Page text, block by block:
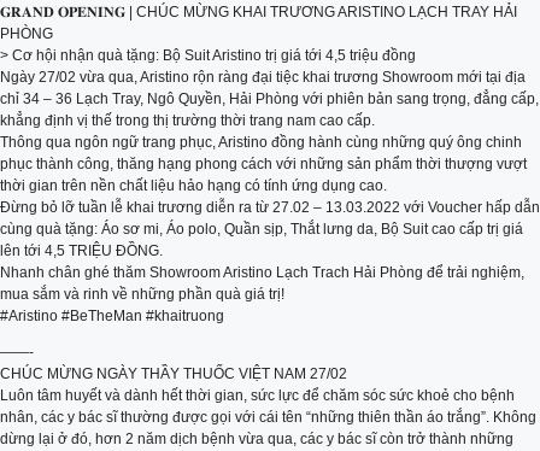
𝐆𝐑𝐀𝐍𝐃 𝐎𝐏𝐄𝐍𝐈𝐍𝐆 | CHÚC MỪNG KHAI TRƯƠNG ARISTINO LẠCH TRAY HẢI
PHÒNG
> Cơ hội nhận quà tặng: Bộ Suit Aristino trị giá tới 4,5 triệu đồng
Ngày 27/02 vừa qua, Aristino rộn ràng đại tiệc khai trương Showroom mới tại địa
chỉ 34 – 36 Lạch Tray, Ngô Quyền, Hải Phòng với phiên bản sang trọng, đẳng cấp,
khẳng định vị thế trong thị trường thời trang nam cao cấp.
Thông qua ngôn ngữ trang phục, Aristino đồng hành cùng những quý ông chinh
phục thành công, thăng hạng phong cách với những sản phẩm thời thượng vượt
thời gian trên nền chất liệu hảo hạng có tính ứng dụng cao.
Đừng bỏ lỡ tuần lễ khai trương diễn ra từ 27.02 – 13.03.2022 với Voucher hấp dẫn
cùng quà tặng: Áo sơ mi, Áo polo, Quần sịp, Thắt lưng da, Bộ Suit cao cấp trị giá
lên tới 4,5 TRIỆU ĐỒNG.
Nhanh chân ghé thăm Showroom Aristino Lạch Trach Hải Phòng để trải nghiệm,
mua sắm và rinh về những phần quà giá trị!
#Aristino #BeTheMan #khaitruong
——-
CHÚC MỪNG NGÀY THẦY THUỐC VIỆT NAM 27/02
Luôn tâm huyết và dành hết thời gian, sức lực để chăm sóc sức khoẻ cho bệnh
nhân, các y bác sĩ thường được gọi với cái tên “những thiên thần áo trắng”. Không
dừng lại ở đó, hơn 2 năm dịch bệnh vừa qua, các y bác sĩ còn trở thành những